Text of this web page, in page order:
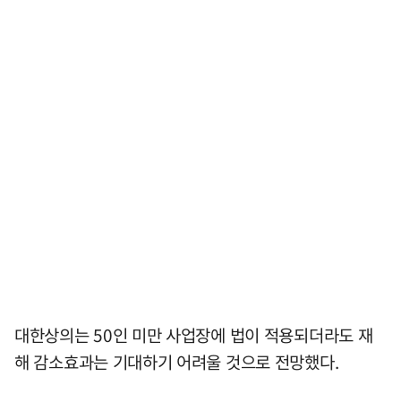
대한상의는 50인 미만 사업장에 법이 적용되더라도 재
해 감소효과는 기대하기 어려울 것으로 전망했다.